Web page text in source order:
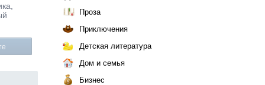
Проза
Приключения
Детская литература
Дом и семья
Бизнес